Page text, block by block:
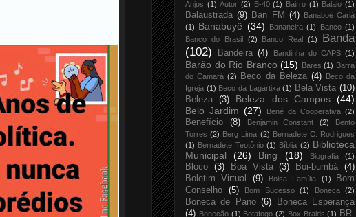
Anjos (1) Autor (2) B-40 (1) Bairro (1) Balaio (1)
Balaustrada (9) Ban FM (4)
Banaboé Cariá
(1) Banabuyê (34) Bananeira (1) Banco (1)
Banco do Brasil
(2) Banco Real (1)
Banda
(102)
Bandeira (4) Bandinha do CAPS (1)
Barão do Rio Branco (15) Bares (1) Barra
do Camará (2) Beco da Beleza (4)
Beco da
Igreja (1) Beco da Lagartixa (1) Bela Vista (10)
Beleza
(3) Beleza dos Campos (44)
Belo Jardim (27) Bené da Cooperativa (2)
Benefício (8) Benjamin Constant (2)
Bento
Torres (2) Berg Lima (2) Bernadete C. Rodrigues
(1) Bernadete Teotônio (1) Bíblia (2) Biblioteca
Municipal
(26) Bing (18) Biografia (1)
Bloco (3) Boa Vista (3) Boi-bumbá
(4)
Boletim Virtual
(9) Bolsa Família (1)
Bom
Conselho
(5) Bom Sucesso (1) Boneca (2)
Boneca de Pano (6)
Boneca Esperança
(4) Bonecão (1) Botafogo (2) Box Braids (1) BR-